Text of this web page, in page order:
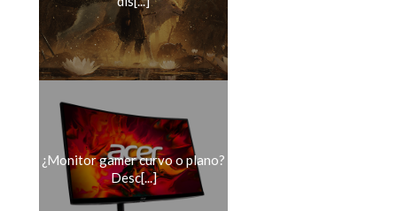
¿Monitor gamer curvo o plano?
Desc[...]